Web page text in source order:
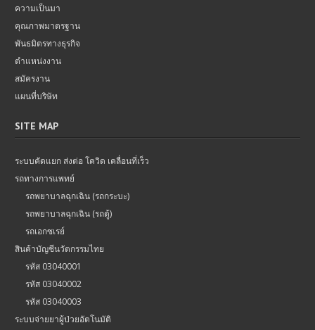
ความเป็นมา
คุณภาพมาตรฐาน
พันธมิตรทางธุรกิจ
ตำแหน่งงาน
สมัครงาน
แผนที่บริษัท
SITE MAP
ระบบคัดแยก ส่งต่อ โควิด เคลื่อนที่เร็ว
รถทางการแพทย์
รถพยาบาลฉุกเฉิน (รถกระบะ)
รถพยาบาลฉุกเฉิน (รถตู้)
รถเอกซเรย์
สินค้าบัญชีนวัตกรรมไทย
รหัส 03040001
รหัส 03040002
รหัส 03040003
ระบบจ่ายยาผู้ป่วยอัตโนมัติ